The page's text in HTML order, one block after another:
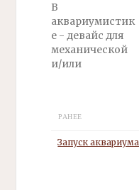
В
аквариумистик
е - девайс для
механической
и/или
задач
мощности,
РАНЕЕ
Запуск аквариума